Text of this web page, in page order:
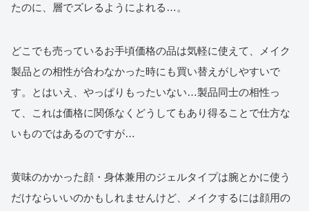
たのに、層でズレるようによれる…。
どこでも売っているお手頃価格の品は気軽に使えて、メイク
製品との相性が合わなかった時にも買い替えがしやすいで
す。とはいえ、やっぱりもったいない…製品同士の相性っ
て、これは価格に関係なくどうしてもあり得ることで仕方な
いものではあるのですが…
黄味のかかった顔・身体兼用のジェルタイプは腕とかに使う
だけならいいのかもしれませんけど、メイクするには顔用の